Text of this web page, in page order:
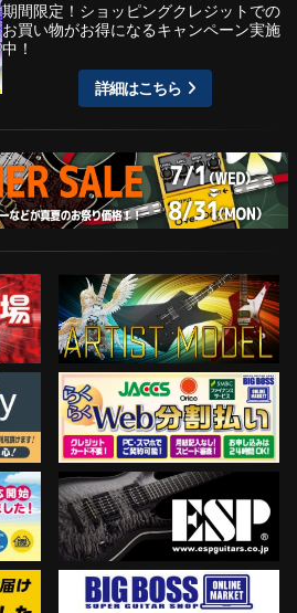
期間限定！ショッピングクレジットでの
お買い物がお得になるキャンペーン実施
中！
詳細はこちら